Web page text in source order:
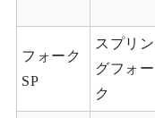
フォーク
SP
スプリン
グフォー
ク